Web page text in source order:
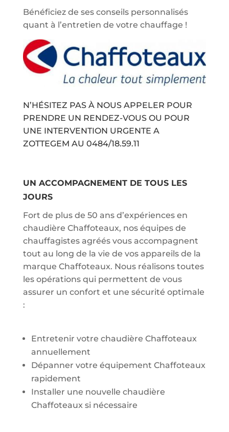
Bénéficiez de ses conseils personnalisés
quant à l’entretien de votre chauffage !
N’HÉSITEZ PAS À NOUS APPELER POUR
PRENDRE UN RENDEZ-VOUS OU POUR
UNE INTERVENTION URGENTE A
ZOTTEGEM AU 0484/18.59.11
UN ACCOMPAGNEMENT DE TOUS LES
JOURS
Fort de plus de 50 ans d’expériences en
chaudière Chaffoteaux, nos équipes de
chauffagistes agréés vous accompagnent
tout au long de la vie de vos appareils de la
marque Chaffoteaux. Nous réalisons toutes
les opérations qui permettent de vous
assurer un confort et une sécurité optimale
:
Entretenir votre chaudière Chaffoteaux
annuellement
Dépanner votre équipement Chaffoteaux
rapidement
Installer une nouvelle chaudière
Chaffoteaux si nécessaire